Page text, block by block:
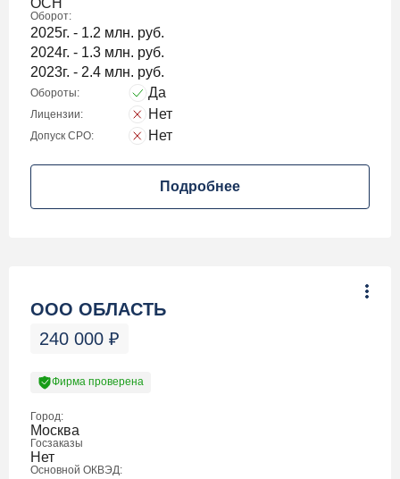
ОСН
Оборот:
2025г. - 1.2 млн. руб.
2024г. - 1.3 млн. руб.
2023г. - 2.4 млн. руб.
Обороты: Да
Лицензии: Нет
Допуск СРО: Нет
Подробнее
ООО ОБЛАСТЬ
240 000 ₽
Фирма проверена
Город:
Москва
Госзаказы
Нет
Основной ОКВЭД: